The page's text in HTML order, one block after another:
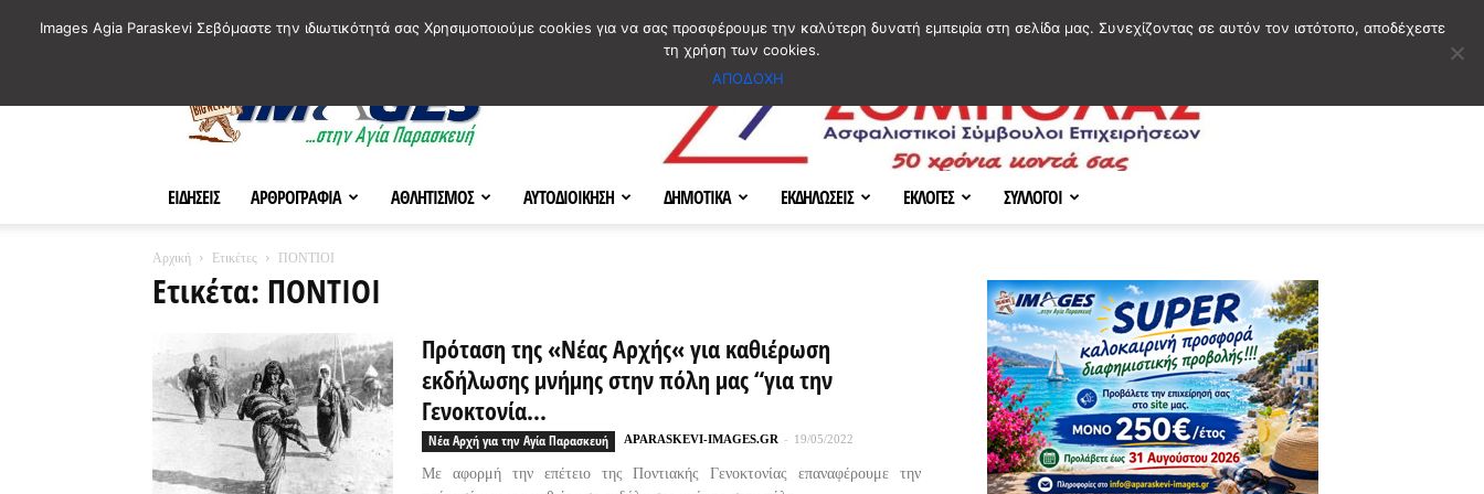
ΕΙΔΗΣΕΙΣ ΑΡΘΡΟΓΡΑΦΙΑ ΑΘΛΗΤΙΣΜΟΣ ΑΥΤΟΔΙΟΙΚΗΣΗ ΔΗΜΟΤΙΚΑ ΕΚΔΗΛΩΣΕΙΣ ΕΚΛΟΓΕΣ ΣΥΛΛΟΓΟΙ
Αρχική Ετικέτες ΠΟΝΤΙΟΙ
Ετικέτα: ΠΟΝΤΙΟΙ
Πρόταση της «Νέας Αρχής« για καθιέρωση
εκδήλωσης μνήμης στην πόλη μας “για την
Γενοκτονία...
Νέα Αρχή για την Αγία Παρασκευή APARASKEVI-IMAGES.GR - 19/05/2022
Με αφορμή την επέτειο της Ποντιακής Γενοκτονίας επαναφέρουμε την
Images Agia Paraskevi Σεβόμαστε την ιδιωτικότητά σας Χρησιμοποιούμε cookies για να σας προσφέρουμε την καλύτερη δυνατή εμπειρία στη σελίδα μας. Συνεχίζοντας σε αυτόν τον ιστότοπο, αποδέχεστε
τη χρήση των cookies.
ΑΠΟΔΟΧΗ